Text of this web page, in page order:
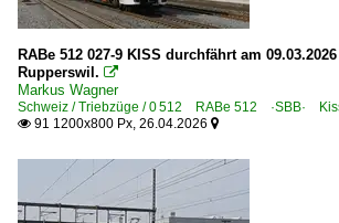
RABe 512 027-9 KISS durchfährt am
Rupperswil. 
Markus Wagner
Schweiz / Triebzüge / 0 512 RABe 512 ·SBB·
 91 1200x800 Px, 26.04.2026 